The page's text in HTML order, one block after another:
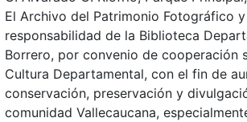
El Archivo del Patrimonio Fotográfico
responsabilidad de la Biblioteca
Borrero, por convenio de cooperación
Cultura Departamental, con el fin de
conservación, preservación y
comunidad Vallecaucana,